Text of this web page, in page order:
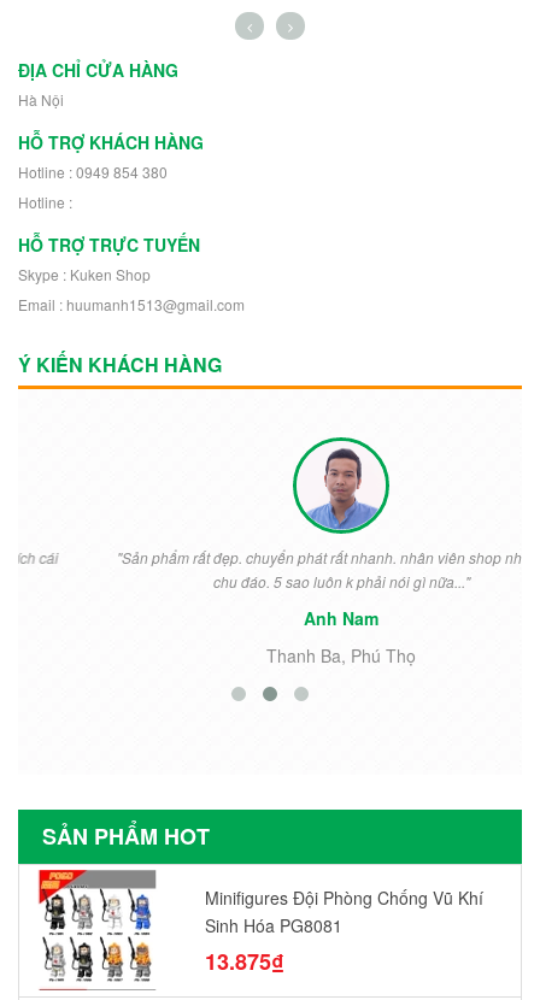
Robot 30504
ĐỊA CHỈ CỬA HÀNG
Hà Nội
HỖ TRỢ KHÁCH HÀNG
Hotline : 0949 854 380
Hotline :
HỖ TRỢ TRỰC TUYẾN
Skype : Kuken Shop
Email : huumanh1513@gmail.com
Ý KIẾN KHÁCH HÀNG
"Sản phẩm rất đẹp. chuyển phát rất nhanh. nhân viên shop nhiệt tình
chu đáo. 5 sao luôn k phải nói gì nữa..."
Anh Nam
Thanh Ba, Phú Thọ
SẢN PHẨM HOT
Minifigures Đội Phòng Chống Vũ Khí
Sinh Hóa PG8081
13.875₫